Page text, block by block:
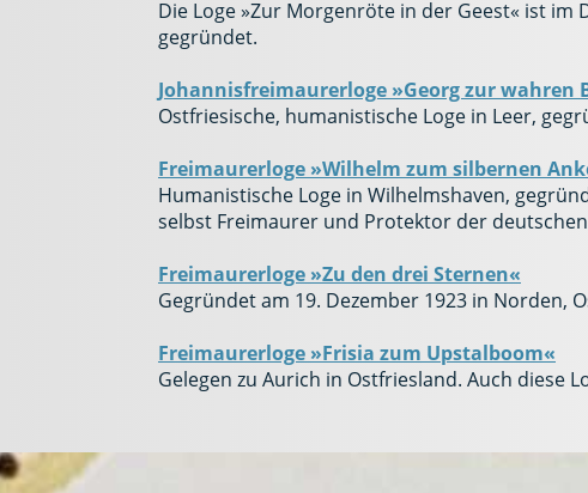
Die Loge »Zur Morgenröte in der Geest« ist
gegründet.
Johannisfreimaurerloge »Georg zur wahren
Ostfriesische, humanistische Loge in Leer,
Freimaurerloge »Wilhelm zum silbernen
Humanistische Loge in Wilhelmshaven,
selbst Freimaurer und Protektor der
Freimaurerloge »Zu den drei Sternen«
Gegründet am 19. Dezember 1923 in Norden,
Freimaurerloge »Frisia zum Upstalboom«
Gelegen zu Aurich in Ostfriesland. Auch diese